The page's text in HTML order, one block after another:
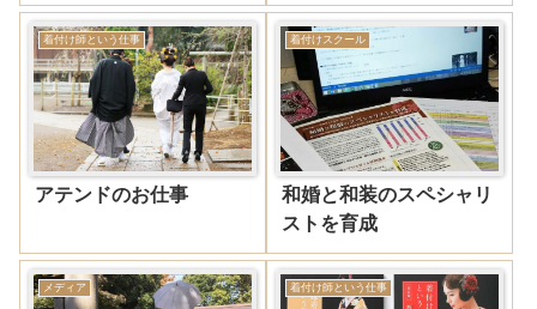
着付け師という仕事
アテンドのお仕事
着付けスクール
和婚と和装のスペシャリ
ストを育成
メディア 着付け師という仕事